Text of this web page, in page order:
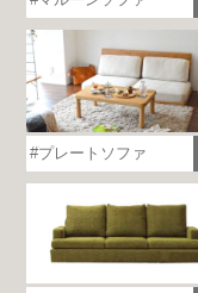
プレートソファ